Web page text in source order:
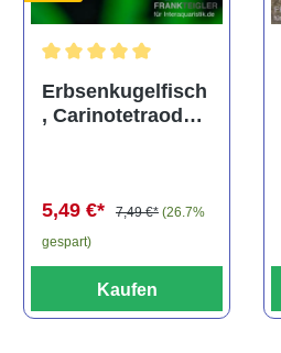
Erbsenkugelfisch
, Carinotetraodon
5,49 €* 7,49 €* (26.7%
gespart)
Kaufen